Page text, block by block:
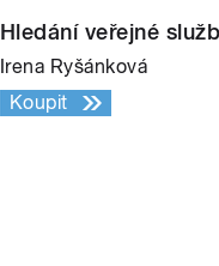
Hledání veřejné
Irena Ryšánková
Koupit